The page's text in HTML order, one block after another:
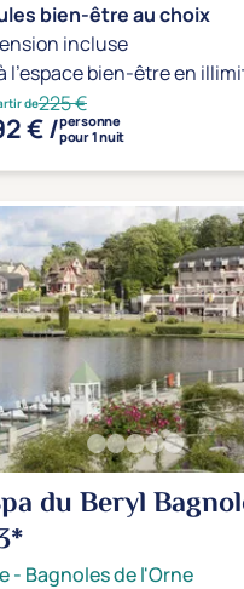
bien-être au choix
incluse
l'espace bien-être en
de225 €
€ /personne
pour 1 nuit
du Beryl
- Bagnoles de l'Orne